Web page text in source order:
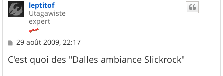
leptitof
Utagawiste
expert
M
s
s
29 août 2009, 22:17
C'est quoi des "Dalles ambiance Slickrock"